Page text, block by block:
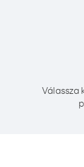
Válassza